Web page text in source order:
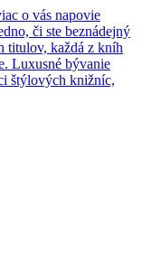
o vás napovie
či ste beznádejný
titulov, každá z kníh
Luxusné bývanie
štýlových knižníc,